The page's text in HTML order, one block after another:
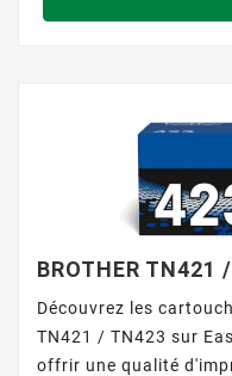
BROTHER TN421
Découvrez les
TN421 / TN423 sur
offrir une qualité